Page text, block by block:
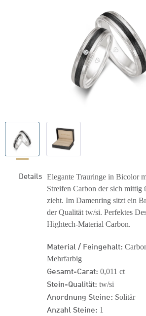
Details Elegante Trauringe in Bicolor
Streifen Carbon der sich mittig
zieht. Im Damenring sitzt ein
der Qualität tw/si. Perfektes
Hightech-Material Carbon.
Material / Feingehalt:
Mehrfarbig
Gesamt-Carat: 0,011 ct
Stein-Qualität: tw/si
Anordnung Steine: Solitär
Anzahl Steine: 1